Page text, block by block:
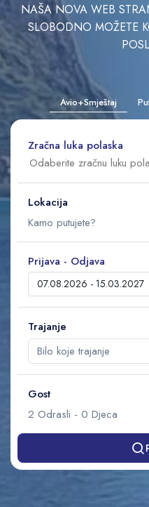
NAŠA NOVA WEB
SLOBODNO MOŽETE
Avio+Smještaj
Zračna luka polaska
Lokacija
Prijava - Odjava
Trajanje
Gost
2 Odrasli - 0 Djeca